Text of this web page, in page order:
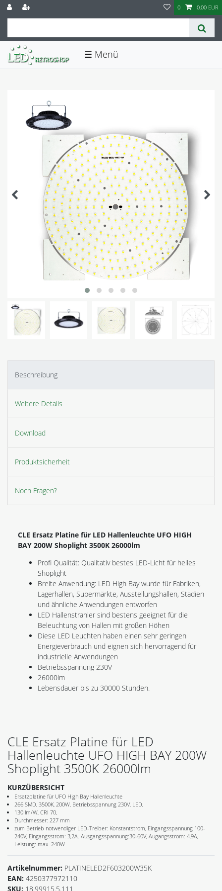
0 0,00 EUR
☰
Beschreibung
Weitere Details
Download
Produktsicherheit
Noch Fragen?
CLE Ersatz Platine für LED Hallenleuchte UFO HIGH
BAY 200W Shoplight 3500K 26000lm
Profi Qualität: Qualitativ bestes LED-Licht für helles
Shoplight
Breite Anwendung: LED High Bay wurde für Fabriken,
Lagerhallen, Supermärkte, Ausstellungshallen, Stadien
und ähnliche Anwendungen entworfen
LED Hallenstrahler sind bestens geeignet für die
Beleuchtung von Hallen mit großen Höhen
Diese LED Leuchten haben einen sehr geringen
Energieverbrauch und eignen sich hervorragend für
industrielle Anwendungen
Betriebsspannung 230V
26000lm
Lebensdauer bis zu 30000 Stunden.
CLE Ersatz Platine für LED
Hallenleuchte UFO HIGH BAY 200W
Shoplight 3500K 26000lm
KURZÜBERSICHT
Ersatzplatine für UFO High Bay Hallenleuchte
266 SMD, 3500K, 200W, Betriebsspannung 230V, LED,
130 lm/W, CRI 70,
Durchmesser: 227 mm
zum Betrieb notwendiger LED-Treiber: Konstantstrom, Eingangsspannung 100-
240V, Eingangsstrom: 3,2A. Ausgangsspannung:30-60V, Augangsstrom: 4,9A,
Leistung: max. 240W
Artikelnummer: PLATINELED2F603200W35K
EAN: 4250377972110
SKU: 18.99915.5.111